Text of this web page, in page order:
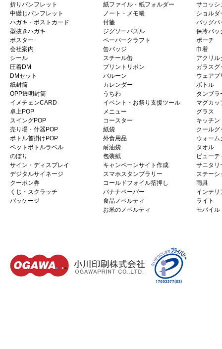
折りパンフレット
中綴じパンフレット
ハガキ・ポストカード
型抜きハガキ
ポスター
会社案内
シール
圧着DM
DMセット
紙封筒
OPP透明封筒
イメチェンCARD
卓上POP
スイングPOP
売り場・什器POP
ボトル首掛けPOP
ペットボトルラベル
のぼり
サイン・ディスプレイ
デジタルサイネージ
クーポン券
くじ・スクラッチ
パッケージ
紙ファイル・紙フォルダー
ノート・メモ帳
付箋
ジグソーパズル
ペーパークラフト
缶バッジ
スチール缶
プリントリボン
バルーン
カレンダー
うちわ
イベント・お祭り支援ツール
メニュー
コースター
紙袋
外食用品
耐油袋
包装紙
キャンペーンサイト作成
スマホスタンプラリー
コールドフォイル箔押し
バナナペーパー
食品ノベルティ
お米のノベルティ
サコッシ
ショルダ
バッグパ
保冷バッ
ポーチ
巾着
アクリル
ガラスグ
ウェアプ
ボトル
タンブラ
マグカッ
グラス
キッチン
クールグ
ウォーム
タオル
ビューテ
サニタリ
ステーシ
雨具
インテリ
ライト
モバイル